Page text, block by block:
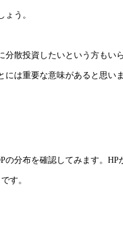
う。
散投資したいという方もい
は重要な意味があると思いま
分布を確認してみます。
す。